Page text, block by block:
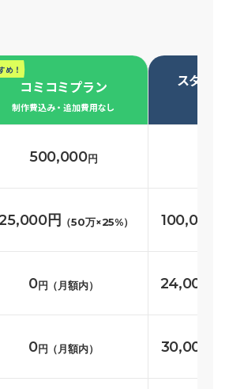
め！
コミコミプラン
制作費込み・追加費用なし
スタン
500,000円
円 （50万×25%） 100,000
0円（月額内） 24,000
0円（月額内） 30,000